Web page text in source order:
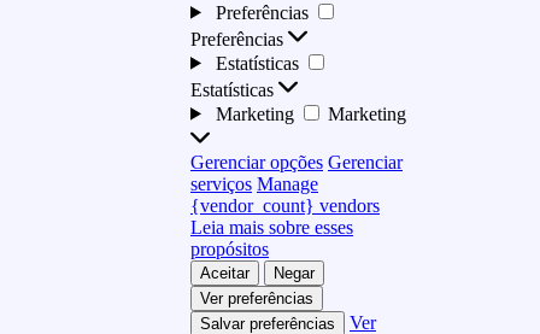
Preferências
Preferências
Estatísticas
Estatísticas
Marketing
Marketing
Gerenciar opções Gerenciar
serviços Manage
{vendor_count} vendors
Leia mais sobre esses
propósitos
Aceitar
Negar
Ver preferências
Salvar preferências
Ver